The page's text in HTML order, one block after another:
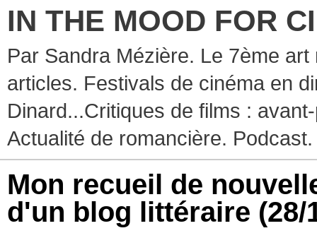
IN THE MOOD FOR
Par Sandra Mézière. Le 7ème
articles. Festivals de cinéma en
Dinard...Critiques de films :
Actualité de romancière. Podcast.
Mon recueil de
d'un blog littéraire (28/